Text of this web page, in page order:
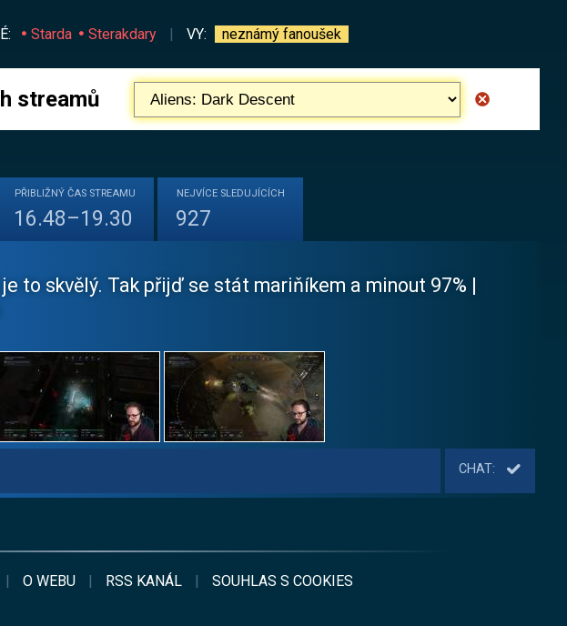
Starda Sterakdary | VY: neznámý fanoušek
streamů
PŘIBLIŽNÝ ČAS STREAMU
16.48–19.30
NEJVÍCE SLEDUJÍCÍCH
927
to skvělý. Tak přijď se stát mariňíkem a minout 97% |
CHAT:
| O WEBU | RSS KANÁL | SOUHLAS S COOKIES